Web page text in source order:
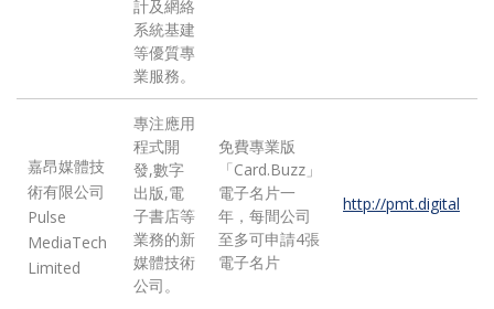
計及網絡
系統基建
等優質專
業服務。
嘉昂媒體技
術有限公司
Pulse
MediaTech
Limited
專注應用
程式開
發,數字
出版,電
子書店等
業務的新
媒體技術
公司。
免費專業版
「Card.Buzz」
電子名片一
年，每間公司
至多可申請4張
電子名片
http://pmt.digital